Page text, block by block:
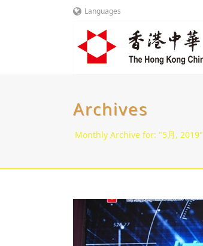
Languages
Archives
Monthly Archive for: "5月, 2019"